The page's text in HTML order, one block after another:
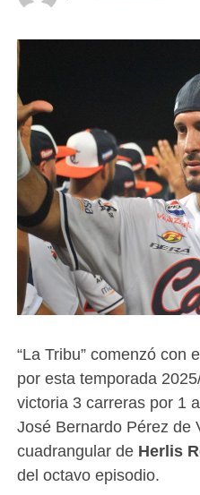
“La Tribu” comenzó con
por esta temporada
victoria 3 carreras por 1
José Bernardo Pérez de
cuadrangular de Herlis
del octavo episodio.